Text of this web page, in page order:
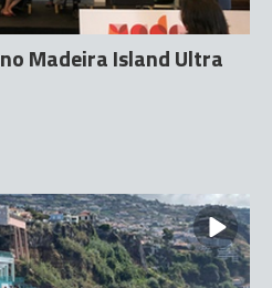
Madeira Island Ultra